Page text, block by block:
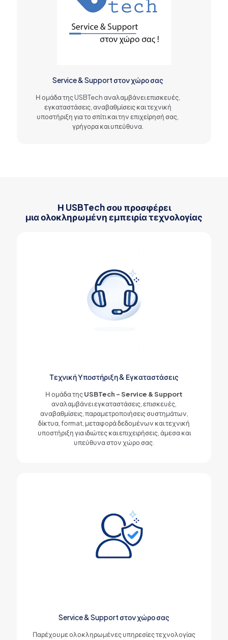
Service & Support στον χώρο σας
Η ομάδα της USBTech αναλαμβάνει επισκευές,
εγκαταστάσεις, αναβαθμίσεις και τεχνική
υποστήριξη για το σπίτι και την επιχείρησή σας,
γρήγορα και υπεύθυνα.
Η USBTech σου προσφέρει
μια ολοκληρωμένη εμπειρία τεχνολογίας
Τεχνική Υποστήριξη & Εγκαταστάσεις
Η ομάδα τηςUSBTech - Service & Support
αναλαμβάνει εγκαταστάσεις, επισκευές,
αναβαθμίσεις, παραμετροποιήσεις συστημάτων,
δίκτυα, format, μεταφορά δεδομένων και τεχνική
υποστήριξη για ιδιώτες και επιχειρήσεις, άμεσα και
υπεύθυνα στον χώρο σας.
Service & Support στον χώρο σας
Παρέχουμε ολοκληρωμένες υπηρεσίες τεχνολογίας